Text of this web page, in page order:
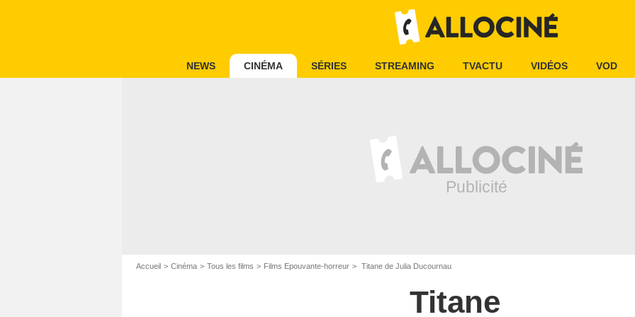
NEWS CINÉMA SÉRIES STREAMING TVACTU VIDÉOS VOD
Accueil Cinéma Tous les films Films Epouvante-horreur Titane de Julia Ducournau
Titane